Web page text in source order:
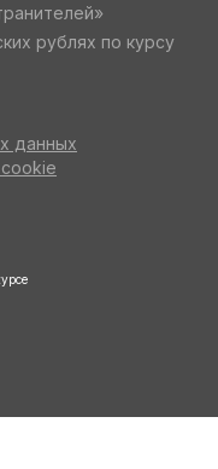
рублях по курсу
данных